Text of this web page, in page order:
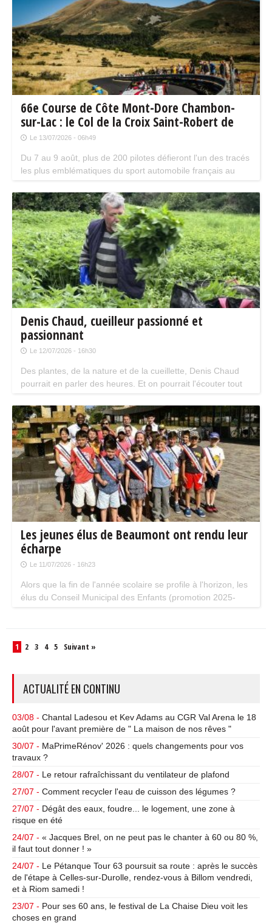
66e Course de Côte Mont-Dore Chambon-
sur-Lac : le Col de la Croix Saint-Robert de
retour
Le 13/07/2026 - 06h49
Du 7 au 9 août, plus de 200 pilotes défieront l'un des tracés
les plus emblématiques du sport automobile français au
plus belles épreuves, et l'un des plus beaux tracés de
montagne en Europe.
Denis Chaud, cueilleur passionné et
passionnant
Le 12/07/2026 - 16h30
Des plantes, de la nature et de la cueillette, Denis Chaud
pourrait en parler des heures. Et on pourrait l'écouter tout
Les jeunes élus de Beaumont ont rendu leur
écharpe
Le 11/07/2026 - 16h23
Alors que la fin de l'année scolaire se profile à l'horizon, les
élus du Conseil Municipal des Enfants (promotion 2025-
1 2 3 4 5 Suivant »
ACTUALITÉ EN CONTINU
03/08 - Chantal Ladesou et Kev Adams au CGR Val Arena le 18
août pour l'avant première de " La maison de nos rêves "
30/07 - MaPrimeRénov' 2026 : quels changements pour vos
travaux ?
28/07 - Le retour rafraîchissant du ventilateur de plafond
27/07 - Comment recycler l'eau de cuisson des légumes ?
27/07 - Dégât des eaux, foudre... le logement, une zone à
risque en été
24/07 - « Jacques Brel, on ne peut pas le chanter à 60 ou 80 %,
il faut tout donner ! »
24/07 - Le Pétanque Tour 63 poursuit sa route : après le succès
de l'étape à Celles-sur-Durolle, rendez-vous à Billom vendredi,
et à Riom samedi !
23/07 - Pour ses 60 ans, le festival de La Chaise Dieu voit les
choses en grand